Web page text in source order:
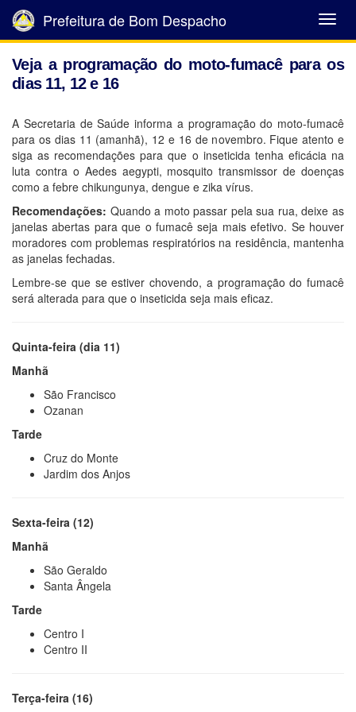
Abrir
Menu
Prefeitura de Bom Despacho
Veja a programação do moto-fumacê para os
dias 11, 12 e 16
A Secretaria de Saúde informa a programação do moto-fumacê
para os dias 11 (amanhã), 12 e 16 de novembro. Fique atento e
siga as recomendações para que o inseticida tenha eficácia na
luta contra o Aedes aegypti, mosquito transmissor de doenças
como a febre chikungunya, dengue e zika vírus.
Recomendações: Quando a moto passar pela sua rua, deixe as
janelas abertas para que o fumacê seja mais efetivo. Se houver
moradores com problemas respiratórios na residência, mantenha
as janelas fechadas.
Lembre-se que se estiver chovendo, a programação do fumacê
será alterada para que o inseticida seja mais eficaz.
Quinta-feira (dia 11)
Manhã
São Francisco
Ozanan
Tarde
Cruz do Monte
Jardim dos Anjos
Sexta-feira (12)
Manhã
São Geraldo
Santa Ângela
Tarde
Centro I
Centro II
Terça-feira (16)